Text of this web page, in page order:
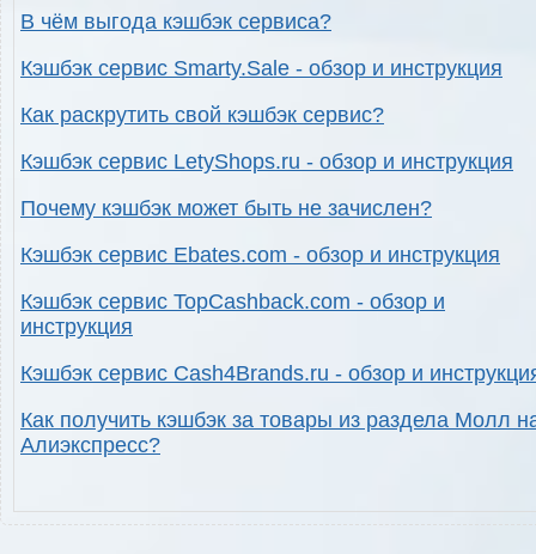
В чём выгода кэшбэк сервиса?
Кэшбэк сервис Smarty.Sale - обзор и инструкция
Как раскрутить свой кэшбэк сервис?
Кэшбэк сервис LetyShops.ru - обзор и инструкция
Почему кэшбэк может быть не зачислен?
Кэшбэк сервис Ebates.com - обзор и инструкция
Кэшбэк сервис TopCashback.com - обзор и
инструкция
Кэшбэк сервис Cash4Brands.ru - обзор и
Как получить кэшбэк за товары из раздела Молл
Алиэкспресс?